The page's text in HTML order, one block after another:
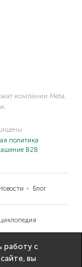
компании Meta,
политика
B2B
Новости Блог
работу с
вы